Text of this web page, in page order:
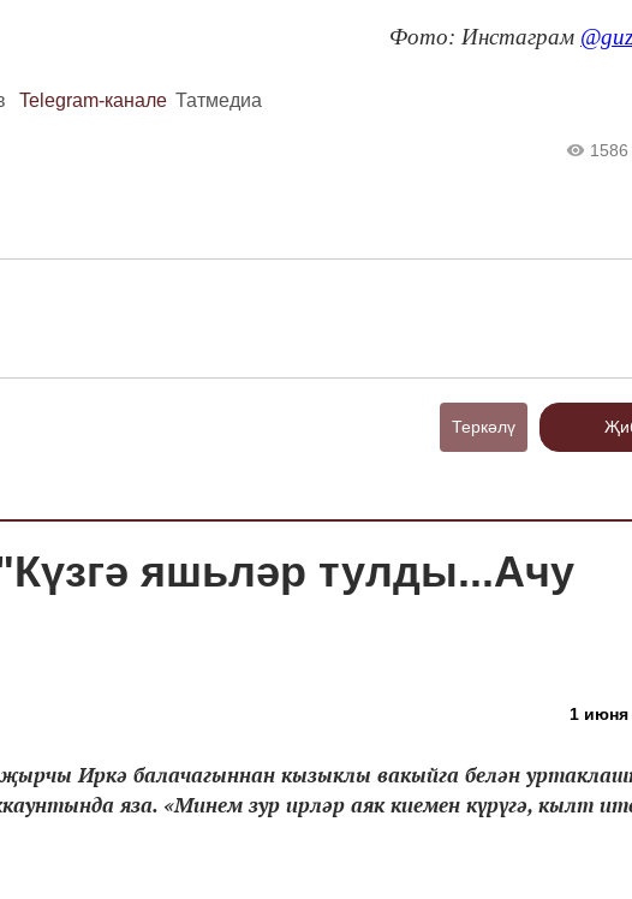
Фото: Инстаграм
Telegram-канале Татмедиа
1586
Теркәлү
яшьләр тулды...Ачу
1 июня
Иркә балачагыннан кызыклы вакыйга белән
яза. «Минем зур ирләр аяк киемен күрүгә, кылт